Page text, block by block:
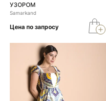
УЗОРОМ
Samarkand
Цена по запросу